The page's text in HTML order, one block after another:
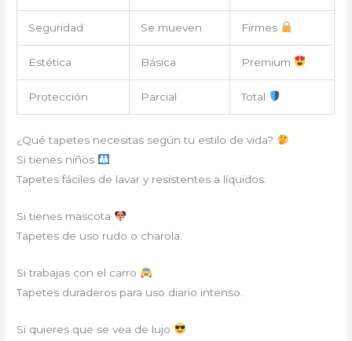
Seguridad Se mueven Firmes
Estética Básica Premium
Protección Parcial Total
¿Qué tapetes necesitas según tu estilo de vida?
Si tienes niños
Tapetes fáciles de lavar y resistentes a líquidos.
Si tienes mascota
Tapetes de uso rudo o charola.
Si trabajas con el carro
Tapetes duraderos para uso diario intenso.
Si quieres que se vea de lujo